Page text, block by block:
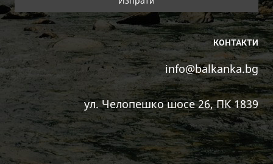
КОНТАКТИ
info@balkanka.bg
ул. Челопешко шосе 26, ПК 1839